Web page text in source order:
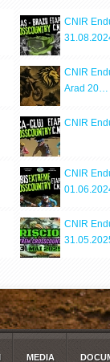
CNIR
CNIR
Arad 20…
CNIR
CNIR
CNIR
MEDIA